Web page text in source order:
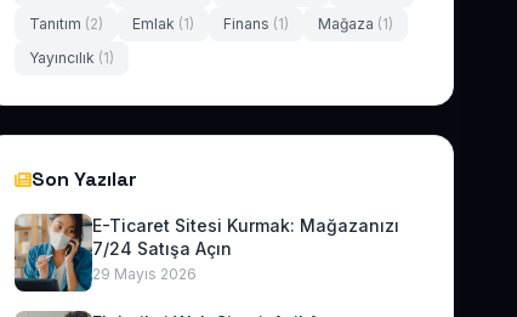
Tanıtım (2) Emlak (1) Finans (1) Mağaza (1)
Yayıncılık (1)
Son Yazılar
E-Ticaret Sitesi Kurmak: Mağazanızı
7/24 Satışa Açın
29 Mayıs 2026